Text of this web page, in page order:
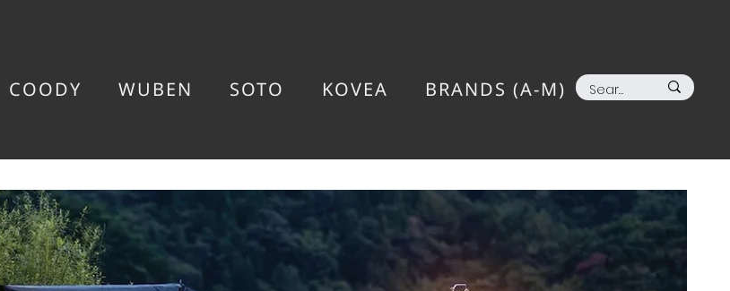
COODY WUBEN SOTO KOVEA
BRANDS (A-M)